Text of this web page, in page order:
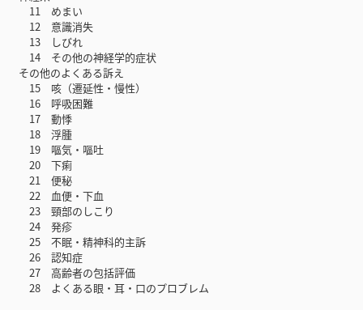
11 めまい
12 意識消失
13 しびれ
14 その他の神経学的症状
その他のよくある訴え
15 咳（遷延性・慢性）
16 呼吸困難
17 動悸
18 浮腫
19 嘔気・嘔吐
20 下痢
21 便秘
22 血便・下血
23 頸部のしこり
24 発疹
25 不眠・精神科的主訴
26 認知症
27 高齢者の包括評価
28 よくある眼・耳・口のプロブレム